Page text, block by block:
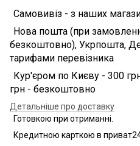
Самовивіз - з наших
Нова пошта (при
безкоштовно), Укрпошта,
тарифами перевізника
Кур'єром по Києву - 300
грн - безкоштовно
Детальніше про доставку
Готовкою при отриманні.
Кредитною карткою в